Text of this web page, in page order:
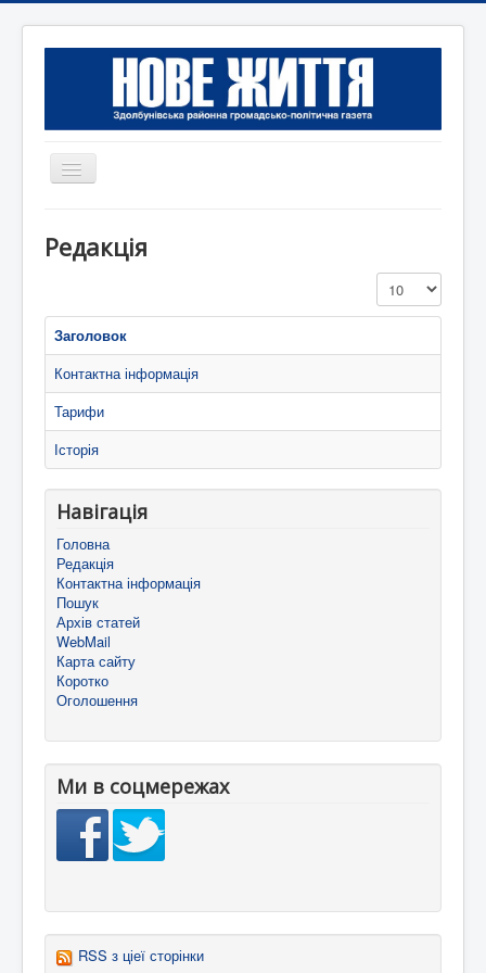
Перемикач
Редакція
Коротко
Оголошення
Редакція
Показувати
Заголовок
Контактна інформація
Тарифи
Історія
Навігація
Головна
Редакція
Контактна інформація
Пошук
Архів статей
WebMail
Карта сайту
Коротко
Оголошення
Ми в соцмережах
RSS з ціеї сторінки